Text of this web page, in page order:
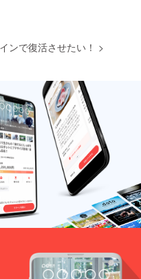
くださ
い 【内
・醸
造体
験 半
日～1日
・飲
み物
・お
弁当 醸
造所住
所：銚
子市東
芝町９
番地の
１
ンで復活させたい！ >